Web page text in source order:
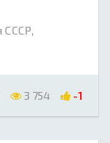
СССР,
3 754 -1